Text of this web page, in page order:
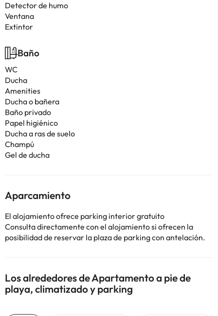
Detector de humo
Ventana
Extintor
Baño
WC
Ducha
Amenities
Ducha o bañera
Baño privado
Papel higiénico
Ducha a ras de suelo
Champú
Gel de ducha
Aparcamiento
El alojamiento ofrece parking interior gratuito
Consulta directamente con el alojamiento si ofrecen la
posibilidad de reservar la plaza de parking con antelación.
Los alrededores de Apartamento a pie de
playa, climatizado y parking